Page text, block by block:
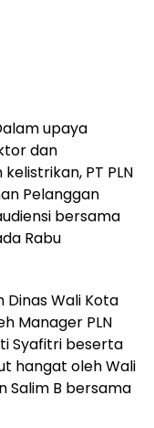
upaya
dan
PT PLN
Pelanggan
bersama
Rabu
Dinas Wali Kota
Manager PLN
Syafitri beserta
hangat oleh Wali
Salim B bersama